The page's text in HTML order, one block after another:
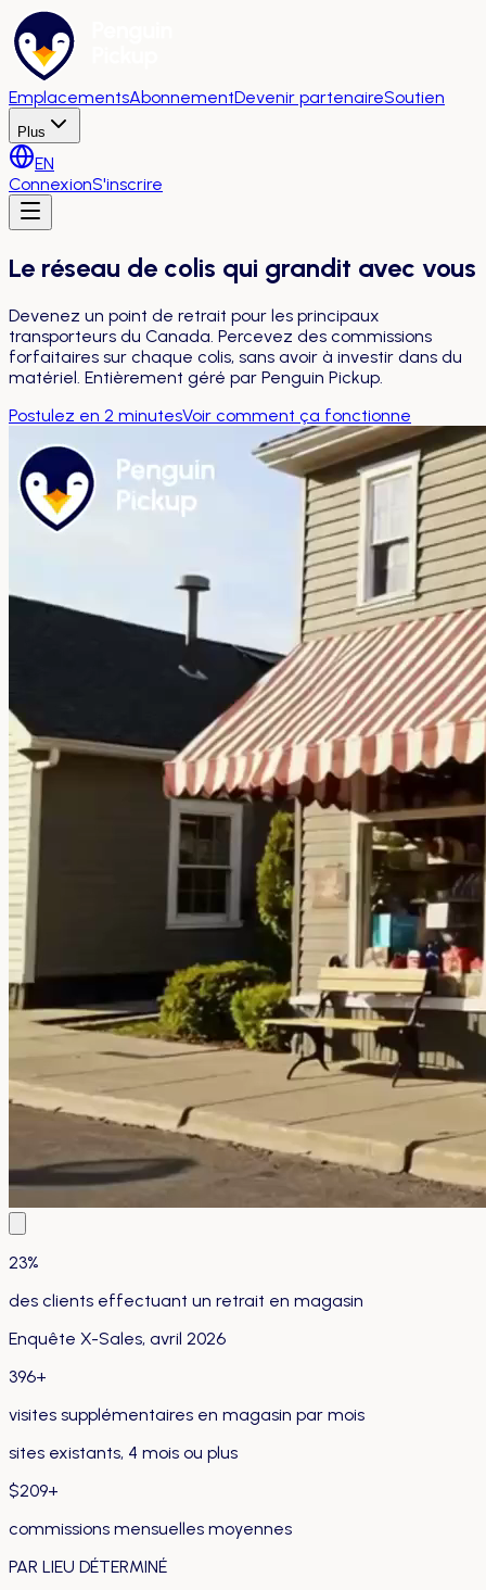
EmplacementsAbonnementDevenir partenaireSoutien
Plus
EN
ConnexionS'inscrire
Le réseau de colis qui grandit avec vous
Devenez un point de retrait pour les principaux
transporteurs du Canada. Percevez des commissions
forfaitaires sur chaque colis, sans avoir à investir dans du
matériel. Entièrement géré par Penguin Pickup.
Postulez en 2 minutesVoir comment ça fonctionne
23%
des clients effectuant un retrait en magasin
Enquête X-Sales, avril 2026
396+
visites supplémentaires en magasin par mois
sites existants, 4 mois ou plus
$209+
commissions mensuelles moyennes
PAR LIEU DÉTERMINÉ